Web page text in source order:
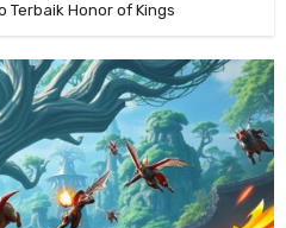
Terbaik Honor of Kings